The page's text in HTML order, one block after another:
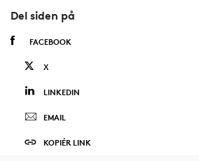
Del siden på
FACEBOOK
X
LINKEDIN
EMAIL
KOPIÉR LINK